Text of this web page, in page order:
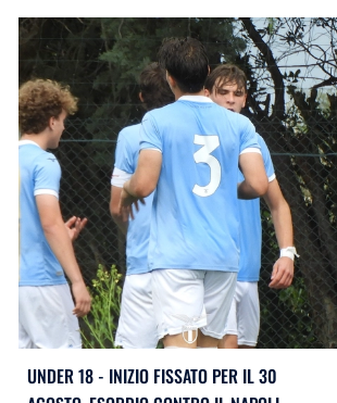
UNDER 18 - INIZIO FISSATO PER IL 30